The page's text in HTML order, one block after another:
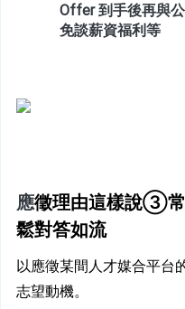
Offer 到手後再與
免談薪資福利等
應徵理由這樣說③常
鬆對答如流
以應徵某間人才媒合平台
志望動機。